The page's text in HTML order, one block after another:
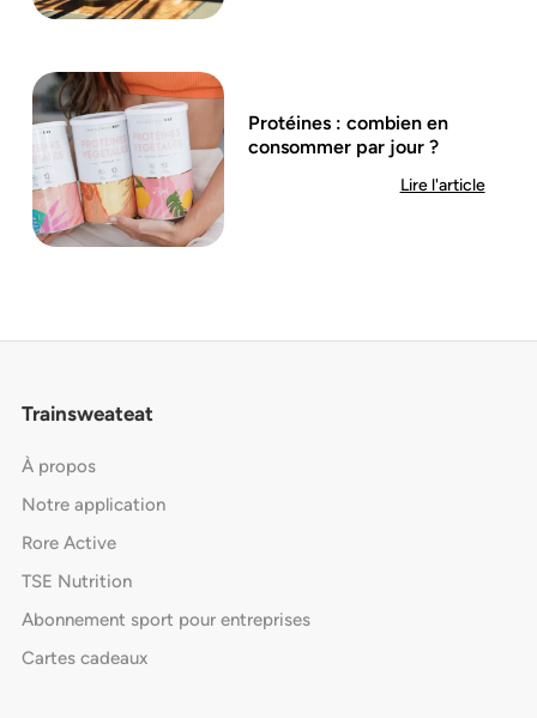
Protéines : combien en
consommer par jour ?
Lire l'article
Trainsweateat
À propos
Notre application
Rore Active
TSE Nutrition
Abonnement sport pour entreprises
Cartes cadeaux